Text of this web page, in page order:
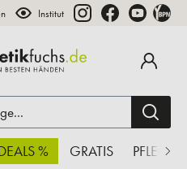
Institut
% GRATIS PFLEGE